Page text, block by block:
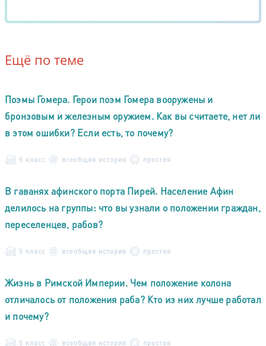
Ещё по теме
Поэмы Гомера. Герои поэм Гомера вооружены и
бронзовым и железным оружием. Как вы считаете, нет ли
в этом ошибки? Если есть, то почему?
5 класс всеобщая история простая
В гаванях афинского порта Пирей. Население Афин
делилось на группы: что вы узнали о положении граждан,
переселенцев, рабов?
5 класс всеобщая история простая
Жизнь в Римской Империи. Чем положение колона
отличалось от положения раба? Кто из них лучше работал
и почему?
5 класс всеобщая история простая